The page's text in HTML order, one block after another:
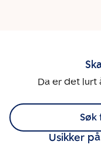
Da er det lurt
Søk
Usikker